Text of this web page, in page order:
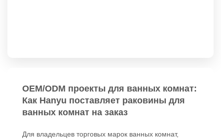
OEM/ODM проекты для ванных комнат:
Как Hanyu поставляет раковины для
ванных комнат на заказ
Для владельцев торговых марок ванных комнат,